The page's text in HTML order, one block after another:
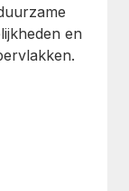
en